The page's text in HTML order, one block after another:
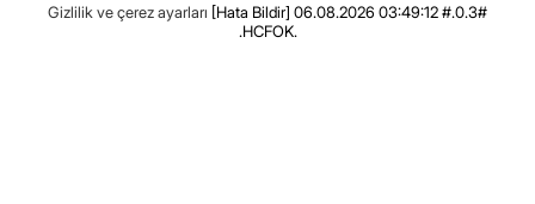
Gizlilik ve çerez ayarları [Hata Bildir] 06.08.2026 03:49:12 #.0.3#
.HCFOK.